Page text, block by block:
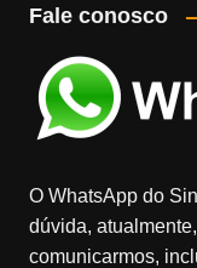
Fale conosco
O WhatsApp do
dúvida,
comunicarmos,